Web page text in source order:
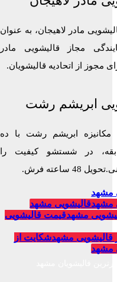
مادر لاهیجان، به عنوان
مجاز قالیشویی مادر
مجوز از اتحادیه قالیشویان.
ابریشم رشت
مکانیزه ابریشم رشت با ده
در شستشو کیفیت را
48 ساعته فرش.
مشهد
مشهدقالیشویی مشهد
مشهدقیمت قالیشویی
قالیشویی مشهدشکایت از
مشهد